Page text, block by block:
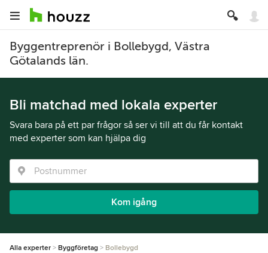
Byggentreprenör i Bollebygd, Västra
Götalands län.
Bli matchad med lokala experter
Svara bara på ett par frågor så ser vi till att du får kontakt
med experter som kan hjälpa dig
Kom igång
Alla experter Byggföretag Bollebygd